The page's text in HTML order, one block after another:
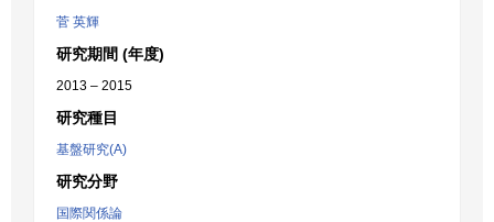
菅 英輝
研究期間 (年度)
2013 – 2015
研究種目
基盤研究(A)
研究分野
国際関係論